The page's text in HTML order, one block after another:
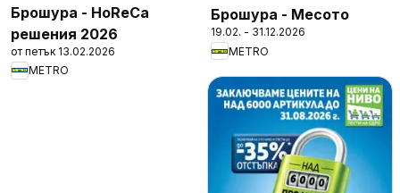
Брошура - HoReCa
решения 2026
от петък 13.02.2026
METRO
Брошура - Месото
19.02. - 31.12.2026
METRO